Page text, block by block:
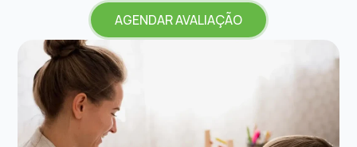
AGENDAR AVALIAÇÃO